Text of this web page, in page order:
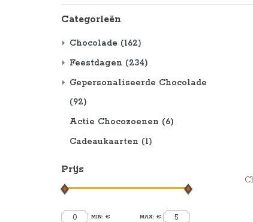
Categorieën
Chocolade (162)
Feestdagen (234)
Gepersonaliseerde Chocolade
(92)
Actie Chocozoenen (6)
Cadeaukaarten (1)
Prijs
0 MIN: € MAX: € 5